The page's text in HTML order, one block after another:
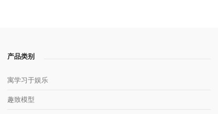
产品类别
寓学习于娱乐
趣致模型